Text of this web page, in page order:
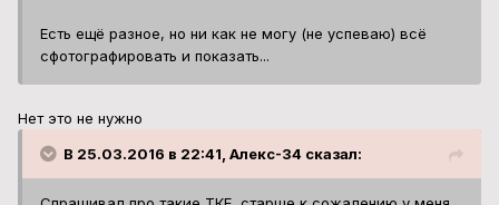
Есть ещё разное, но ни как не могу (не успеваю) всё
сфотографировать и показать...
Нет это не нужно
В 25.03.2016 в 22:41, Алекс-34 сказал: